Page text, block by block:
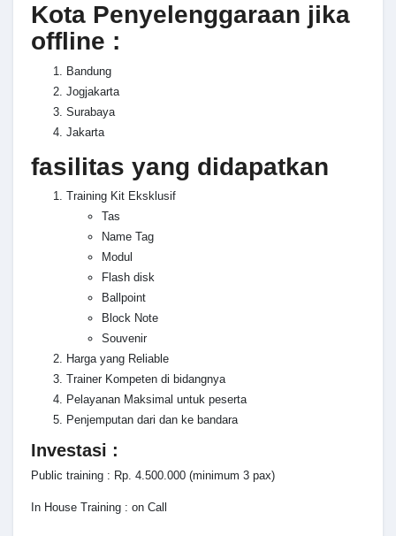
Kota Penyelenggaraan jika
offline :
Bandung
Jogjakarta
Surabaya
Jakarta
fasilitas yang didapatkan
Training Kit Eksklusif
Tas
Name Tag
Modul
Flash disk
Ballpoint
Block Note
Souvenir
Harga yang Reliable
Trainer Kompeten di bidangnya
Pelayanan Maksimal untuk peserta
Penjemputan dari dan ke bandara
Investasi :
Public training : Rp. 4.500.000 (minimum 3 pax)
In House Training : on Call